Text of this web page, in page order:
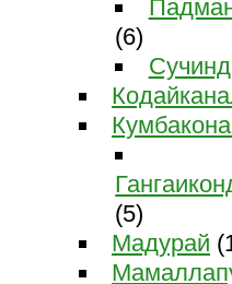
(6)
(5)
Мадурай